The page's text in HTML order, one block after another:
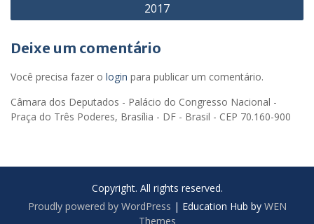
2017
Deixe um comentário
Você precisa fazer o login para publicar um comentário.
Câmara dos Deputados - Palácio do Congresso Nacional -
Praça do Três Poderes, Brasília - DF - Brasil - CEP 70.160-900
Copyright. All rights reserved.
Proudly powered by WordPress | Education Hub by WEN
Themes